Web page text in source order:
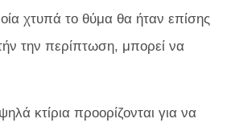
χτυπά το θύμα θα ήταν επίσης
την περίπτωση, μπορεί να
κτίρια προορίζονται για να